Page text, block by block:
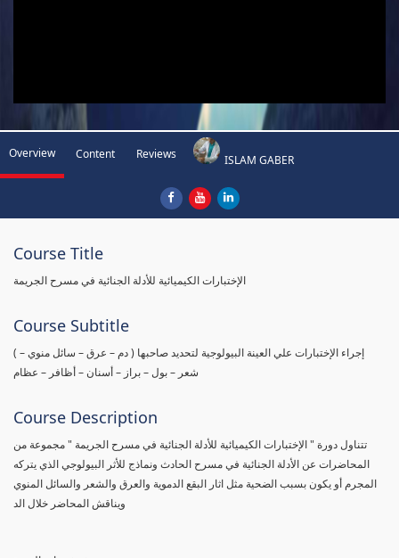
Overview Content Reviews ISLAM GABER
Course Title
الإختبارات الكيميائية للأدلة الجنائية في مسرح الجريمة
Course Subtitle
( إجراء الإختبارات علي العينة البيولوجية لتحديد صاحبها ( دم – عرق – سائل منوي –
شعر – بول – براز – أسنان – أظافر – عظام
Course Description
تتناول دورة " الإختبارات الكيميائية للأدلة الجنائية في مسرح الجريمة " مجموعة من
المحاضرات عن الأدلة الجنائية في مسرح الحادث ونماذج للأثر البيولوجي الذي يتركه
المجرم أو يكون بسبب الضحية مثل اثار البقع الدموية والعرق والشعر والسائل المنوي
ويناقش المحاضر خلال الد